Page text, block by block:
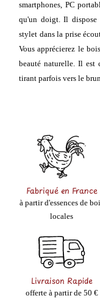
smartphones, PC
qu'un doigt. Il dispose
stylet dans la prise
Vous apprécierez le
beauté naturelle. Il est
tirant parfois vers le
Fabriqué en France
à partir d'essences de
locales
Livraison Rapide
offerte à partir de 50 €